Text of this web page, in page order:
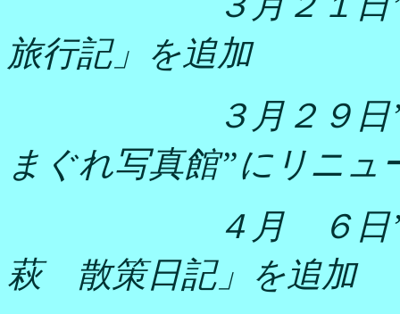
旅行記」を追加
３月２９
まぐれ写真館”にリニュ
４月 ６日
萩 散策日記」を追加